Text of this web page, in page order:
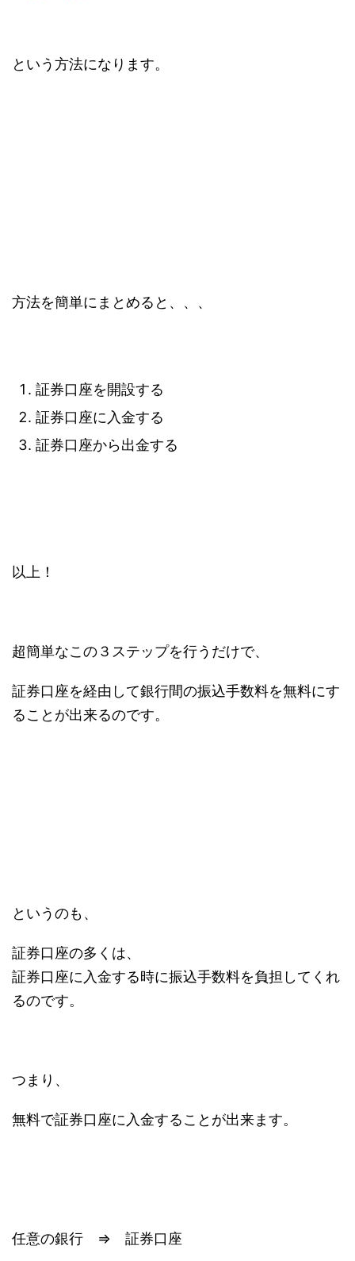
という方法になります。
方法を簡単にまとめると、、、
証券口座を開設する
証券口座に入金する
証券口座から出金する
以上！
超簡単なこの３ステップを行うだけで、
証券口座を経由して銀行間の振込手数料を無料にす
ることが出来るのです。
というのも、
証券口座の多くは、
証券口座に入金する時に振込手数料を負担してくれ
るのです。
つまり、
無料で証券口座に入金することが出来ます。
任意の銀行 ⇒ 証券口座